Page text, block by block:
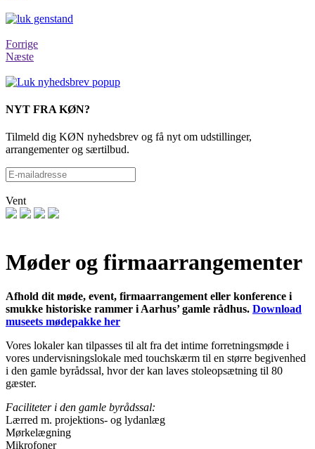
Forrige
Næste
NYT FRA KØN?
Tilmeld dig KØN nyhedsbrev og få nyt om udstillinger,
arrangementer og særtilbud.
Vent
Møder og firmaarrangementer
Afhold dit møde, event, firmaarrangement eller konference i
smukke historiske rammer i Aarhus’ gamle rådhus. Download
museets mødepakke her
Vores lokaler kan tilpasses til alt fra det intime forretningsmøde i
vores undervisningslokale med touchskærm til en større begivenhed
i den gamle byrådssal, hvor der kan laves stoleopsætning til 80
gæster.
Faciliteter i den gamle byrådssal:
Lærred m. projektions- og lydanlæg
Mørkelægning
Mikrofoner